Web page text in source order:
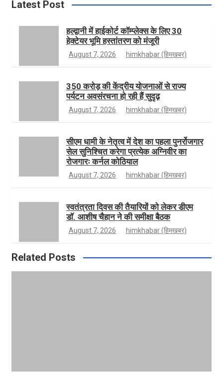
k
r
a
e
r
u
b
Latest Post
हल्द्वानी में हाईकोर्ट कॉम्प्लेक्स के लिए 30
हेक्टेयर भूमि हस्तांतरण को मंजूरी
August 7, 2026 himkhabar (हिमखबर)
350 करोड़ की केंद्रीय योजनाओं से राज्य
पर्यटन अवसंरचना हो रही हैं सुदृढ़
August 7, 2026 himkhabar (हिमखबर)
सीएम धामी के नेतृत्व में देश का पहला पुनर्रोजगार
सेल सुनिश्चित करेगा प्रत्येक अग्निवीर का
रोजगारः कर्नल कोठियाल
August 7, 2026 himkhabar (हिमखबर)
स्वतंत्रता दिवस की तैयारियों को लेकर डीएम
डॉ. आशीष चैहान ने की समीक्षा बैठक
August 7, 2026 himkhabar (हिमखबर)
Related Posts